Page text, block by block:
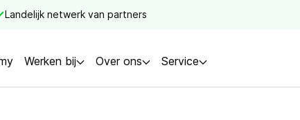
Landelijk netwerk van partners
Werken bij Over ons Service